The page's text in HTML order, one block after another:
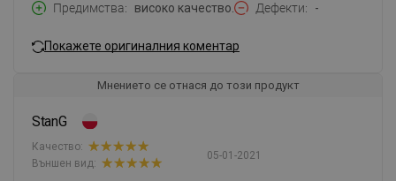
Предимства
високо качество. Дефекти -
Покажете оригиналния коментар
Мнението се отнася до този продукт
StanG
05-01-2021
Качество:
Външен вид: